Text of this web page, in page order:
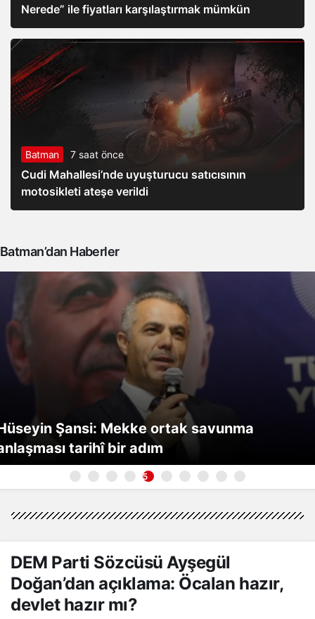
Nerede” ile fiyatları karşılaştırmak mümkün
Batman 7 saat önce
Cudi Mahallesi’nde uyuşturucu satıcısının
motosikleti ateşe verildi
Batman’dan Haberler
Şansi: Mekke ortak savunma
tarihî bir adım
5
DEM Parti Sözcüsü Ayşegül
Doğan’dan açıklama: Öcalan hazır,
devlet hazır mı?